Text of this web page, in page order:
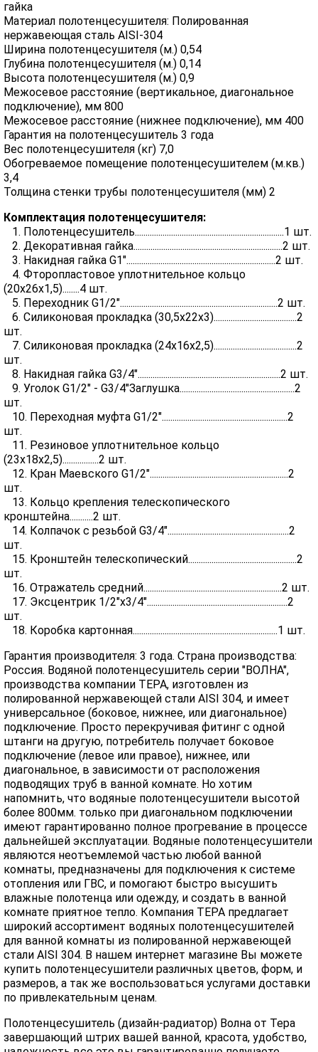
гайка
Материал полотенцесушителя: Полированная
нержавеющая сталь AISI-304
Ширина полотенцесушителя (м.) 0,54
Глубина полотенцесушителя (м.) 0,14
Высота полотенцесушителя (м.) 0,9
Межосевое расстояние (вертикальное, диагональное
подключение), мм 800
Межосевое расстояние (нижнее подключение), мм 400
Гарантия на полотенцесушитель 3 года
Вес полотенцесушителя (кг) 7,0
Обогреваемое помещение полотенцесушителем (м.кв.)
3,4
Толщина стенки трубы полотенцесушителя (мм) 2
Комплектация полотенцесушителя:
1. Полотенцесушитель......................................................................1 шт.
2. Декоративная гайка......................................................................2 шт.
3. Накидная гайка G1"......................................................................2 шт.
4. Фторопластовое уплотнительное кольцо
(20х26х1,5)........4 шт.
5. Переходник G1/2"..........................................................................2 шт.
6. Силиконовая прокладка (30,5х22х3).......................................2
шт.
7. Силиконовая прокладка (24х16х2,5).......................................2
шт.
8. Накидная гайка G3/4"...................................................................2 шт.
9. Уголок G1/2" - G3/4"Заглушка......................................................2
шт.
10. Переходная муфта G1/2"...........................................................2
шт.
11. Резиновое уплотнительное кольцо
(23х18х2,5).................2 шт.
12. Кран Маевского G1/2".................................................................2
шт.
13. Кольцо крепления телескопического
кронштейна...........2 шт.
14. Колпачок с резьбой G3/4".........................................................2
шт.
15. Кронштейн телескопический...................................................2
шт.
16. Отражатель средний.................................................................2 шт.
17. Эксцентрик 1/2"х3/4"..................................................................2
шт.
18. Коробка картонная....................................................................1 шт.
Гарантия производителя: 3 года. Страна производства:
Россия. Водяной полотенцесушитель серии "ВОЛНА",
производства компании ТЕРА, изготовлен из
полированной нержавеющей стали AISI 304, и имеет
универсальное (боковое, нижнее, или диагональное)
подключение. Просто перекручивая фитинг с одной
штанги на другую, потребитель получает боковое
подключение (левое или правое), нижнее, или
диагональное, в зависимости от расположения
подводящих труб в ванной комнате. Но хотим
напомнить, что водяные полотенцесушители высотой
более 800мм. только при диагональном подключении
имеют гарантированно полное прогревание в процессе
дальнейшей эксплуатации. Водяные полотенцесушители
являются неотъемлемой частью любой ванной
комнаты, предназначены для подключения к системе
отопления или ГВС, и помогают быстро высушить
влажные полотенца или одежду, и создать в ванной
комнате приятное тепло. Компания ТЕРА предлагает
широкий ассортимент водяных полотенцесушителей
для ванной комнаты из полированной нержавеющей
стали AISI 304. В нашем интернет магазине Вы можете
купить полотенцесушители различных цветов, форм, и
размеров, а так же воспользоваться услугами доставки
по привлекательным ценам.
Полотенцесушитель (дизайн-радиатор) Волна от Тера
завершающий штрих вашей ванной, красота, удобство,